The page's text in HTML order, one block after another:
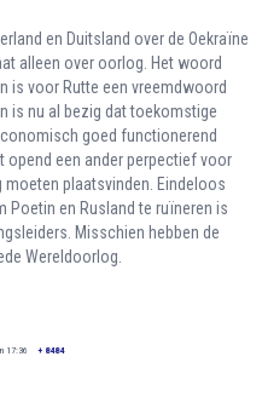
en Duitsland over de Oekraïne
alleen over oorlog. Het woord
is voor Rutte een vreemdwoord
is nu al bezig dat toekomstige
goed functionerend
opend een ander perpectief voor
plaatsvinden. Eindeloos
en Rusland te ruïneren is
Misschien hebben de
Wereldoorlog.
17:36 + 8484